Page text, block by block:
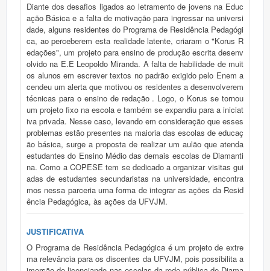
Diante dos desafios ligados ao letramento de jovens na Educ
ação Básica e a falta de motivação para ingressar na universi
dade, alguns residentes do Programa de Residência Pedagógi
ca, ao perceberem esta realidade latente, criaram o "Korus R
edações", um projeto para ensino de produção escrita desenv
olvido na E.E Leopoldo Miranda. A falta de habilidade de muit
os alunos em escrever textos no padrão exigido pelo Enem a
cendeu um alerta que motivou os residentes a desenvolverem
técnicas para o ensino de redação . Logo, o Korus se tornou
um projeto fixo na escola e também se expandiu para a iniciat
iva privada. Nesse caso, levando em consideração que esses
problemas estão presentes na maioria das escolas de educaç
ão básica, surge a proposta de realizar um aulão que atenda
estudantes do Ensino Médio das demais escolas de Diamanti
na. Como a COPESE tem se dedicado a organizar visitas gui
adas de estudantes secundaristas na universidade, encontra
mos nessa parceria uma forma de integrar as ações da Resid
ência Pedagógica, às ações da UFVJM.
JUSTIFICATIVA
O Programa de Residência Pedagógica é um projeto de extre
ma relevância para os discentes da UFVJM, pois possibilita a